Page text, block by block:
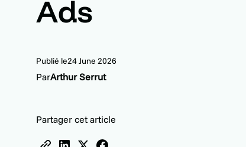
Ads
Publié le24 June 2026
ParArthur Serrut
Partager cet article